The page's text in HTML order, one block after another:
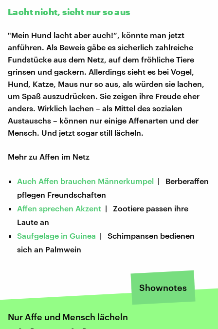
Lacht nicht, sieht nur so aus
"Mein Hund lacht aber auch!“, könnte man jetzt
anführen. Als Beweis gäbe es sicherlich zahlreiche
Fundstücke aus dem Netz, auf dem fröhliche Tiere
grinsen und gackern. Allerdings sieht es bei Vogel,
Hund, Katze, Maus nur so aus, als würden sie lachen,
um Spaß auszudrücken. Sie zeigen ihre Freude eher
anders. Wirklich lachen – als Mittel des sozialen
Austauschs – können nur einige Affenarten und der
Mensch. Und jetzt sogar still lächeln.
Mehr zu Affen im Netz
Auch Affen brauchen Männerkumpel | Berberaffen
pflegen Freundschaften
Affen sprechen Akzent | Zootiere passen ihre
Laute an
Saufgelage in Guinea | Schimpansen bedienen
sich an Palmwein
Shownotes
Nur Affe und Mensch lächeln